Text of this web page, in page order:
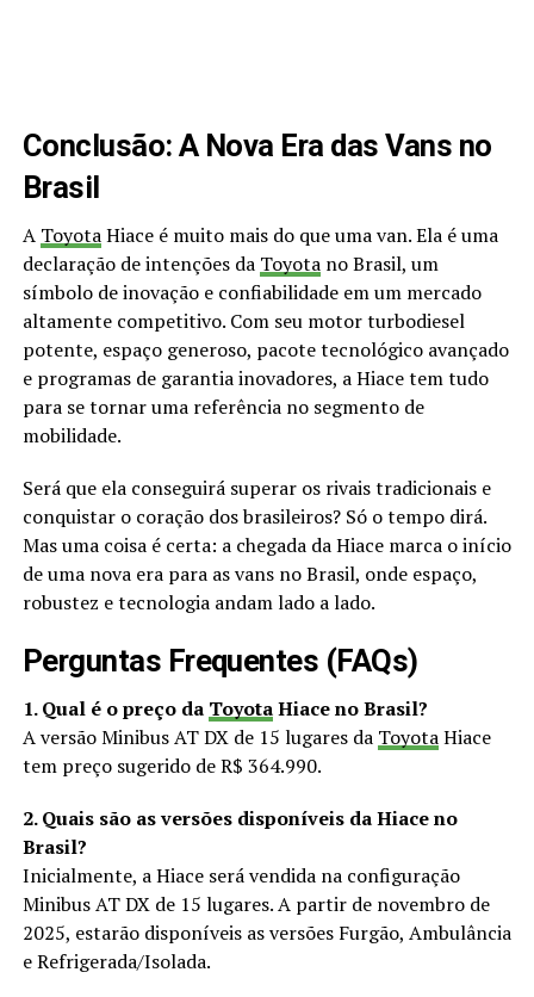
Conclusão: A Nova Era das Vans no
Brasil
A ToyotaHiace é muito mais do que uma van. Ela é uma
declaração de intenções da Toyotano Brasil, um
símbolo de inovação e confiabilidade em um mercado
altamente competitivo. Com seu motor turbodiesel
potente, espaço generoso, pacote tecnológico avançado
e programas de garantia inovadores, a Hiace tem tudo
para se tornar uma referência no segmento de
mobilidade.
Será que ela conseguirá superar os rivais tradicionais e
conquistar o coração dos brasileiros? Só o tempo dirá.
Mas uma coisa é certa: a chegada da Hiace marca o início
de uma nova era para as vans no Brasil, onde espaço,
robustez e tecnologia andam lado a lado.
Perguntas Frequentes (FAQs)
1. Qual é o preço da ToyotaHiace no Brasil?
A versão Minibus AT DX de 15 lugares da ToyotaHiace
tem preço sugerido de R$ 364.990.
2. Quais são as versões disponíveis da Hiace no
Brasil?
Inicialmente, a Hiace será vendida na configuração
Minibus AT DX de 15 lugares. A partir de novembro de
2025, estarão disponíveis as versões Furgão, Ambulância
e Refrigerada/Isolada.